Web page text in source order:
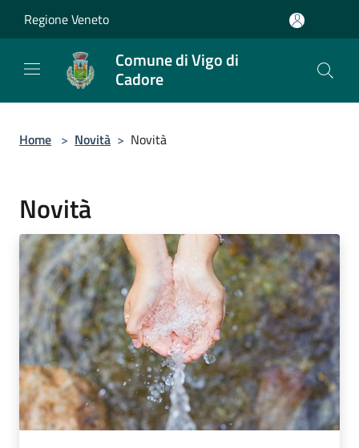
Regione Veneto
Comune di Vigo di
Cadore
Home > Novità > Novità
Novità